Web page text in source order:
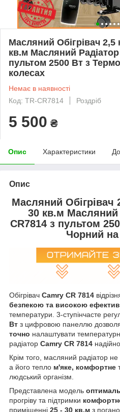
Масляний Обігрівач 2,5
кв.м Масляний
пультом 2500 Вт з
колесах
Немає в наявності
Код: TR-CR7814
Роздріб
5 500 ₴
Опис Характеристики
Опис
Масляний Обігрівач
30 кв.м Масляний
CR7814 з пультом
Чорний на
Обігрівач Camry CR 7814
безпекою та високою
температури. 3-ступінчасте
Вт з цифровою панеллю
точно налаштувати
радіатор Camry CR 7814
Крім того, масляний радіатор
а його тепло м'яке, комфортне
людський організм.
Представлена модель
прогріву та підтримки
приміщенні 25 - 30 кв.м з